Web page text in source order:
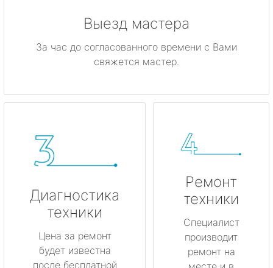
Выезд мастера
За час до согласованного времени с Вами
свяжется мастер.
Диагностика
техники
Цена за ремонт
будет известна
после бесплатной
Ремонт
техники
Специалист
производит
ремонт на